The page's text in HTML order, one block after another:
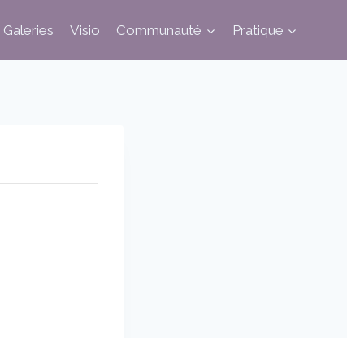
Galeries Visio Communauté Pratique